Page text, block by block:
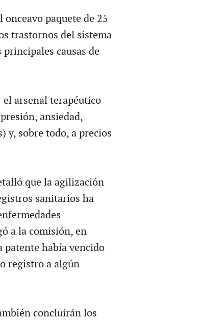
paquete de 25
trastornos del sistema
causas de
arsenal terapéutico
ansiedad,
y, sobre todo, a precios
que la agilización
sanitarios ha
a la comisión, en
patente había vencido
registro a algún
concluirán los